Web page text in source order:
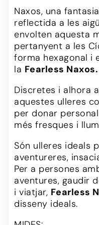
Naxos, una
reflectida a les
envolten aquesta
pertanyent a les
forma hexagonal i
la Fearless Naxos.
Discretes i alhora
aquestes ulleres
per donar
més fresques i
Són ulleres ideals
aventureres,
Per a persones
aventures, gaudir
i viatjar, Fearless
disseny ideals.